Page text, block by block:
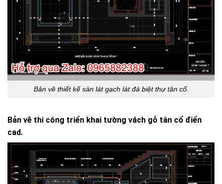
Bản vẽ thiết kế sàn lát gạch lát đá biệt thự tân cổ.
Bản vẽ thi công triển khai tường vách gỗ tân cổ điển
cad.